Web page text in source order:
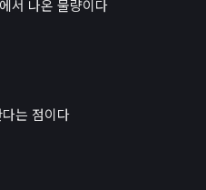
서 나온 물량이다
는 점이다